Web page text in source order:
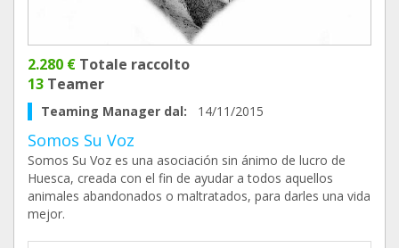
2.280 € Totale raccolto
13 Teamer
Teaming Manager dal: 14/11/2015
Somos Su Voz
Somos Su Voz es una asociación sin ánimo de lucro de
Huesca, creada con el fin de ayudar a todos aquellos
animales abandonados o maltratados, para darles una vida
mejor.